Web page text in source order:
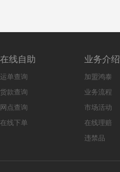
在线自助
运单查询
货款查询
网点查询
在线下单
业务介绍
加盟鸿泰
业务流程
市场活动
在线理赔
违禁品